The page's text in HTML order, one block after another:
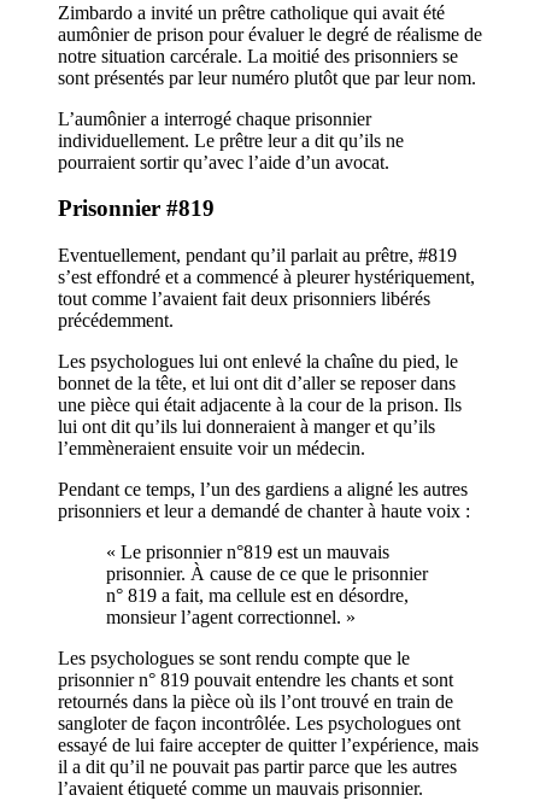
Zimbardo a invité un prêtre catholique qui avait été
aumônier de prison pour évaluer le degré de réalisme de
notre situation carcérale. La moitié des prisonniers se
sont présentés par leur numéro plutôt que par leur nom.
L’aumônier a interrogé chaque prisonnier
individuellement. Le prêtre leur a dit qu’ils ne
pourraient sortir qu’avec l’aide d’un avocat.
Prisonnier #819
Eventuellement, pendant qu’il parlait au prêtre, #819
s’est effondré et a commencé à pleurer hystériquement,
tout comme l’avaient fait deux prisonniers libérés
précédemment.
Les psychologues lui ont enlevé la chaîne du pied, le
bonnet de la tête, et lui ont dit d’aller se reposer dans
une pièce qui était adjacente à la cour de la prison. Ils
lui ont dit qu’ils lui donneraient à manger et qu’ils
l’emmèneraient ensuite voir un médecin.
Pendant ce temps, l’un des gardiens a aligné les autres
prisonniers et leur a demandé de chanter à haute voix :
« Le prisonnier n°819 est un mauvais
prisonnier. À cause de ce que le prisonnier
n° 819 a fait, ma cellule est en désordre,
monsieur l’agent correctionnel. »
Les psychologues se sont rendu compte que le
prisonnier n° 819 pouvait entendre les chants et sont
retournés dans la pièce où ils l’ont trouvé en train de
sangloter de façon incontrôlée. Les psychologues ont
essayé de lui faire accepter de quitter l’expérience, mais
il a dit qu’il ne pouvait pas partir parce que les autres
l’avaient étiqueté comme un mauvais prisonnier.